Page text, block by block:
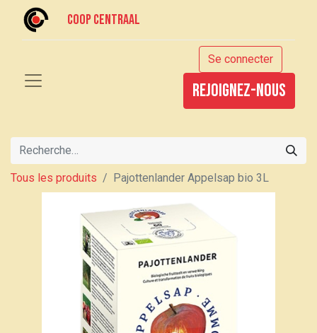
Coop centraal
Se connecter
rejoignez-nous
Tous les produits Pajottenlander Appelsap bio 3L